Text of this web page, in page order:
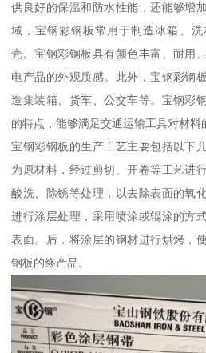
供良好的保温和防水性能，还能够增
域，宝钢彩钢板常用于制造冰箱、
壳。宝钢彩钢板具有颜色丰富、耐用
电产品的外观质感。此外，宝钢彩钢
造集装箱、货车、公交车等。宝钢彩
的特点，能够满足交通运输工具对材料
宝钢彩钢板的生产工艺主要包括以下
为原材料，经过剪切、开卷等工艺进
酸洗、除锈等处理，以去除表面的氧
进行涂层处理，采用喷涂或辊涂的方
表面。后，将涂层的钢材进行烘烤，
钢板的终产品。